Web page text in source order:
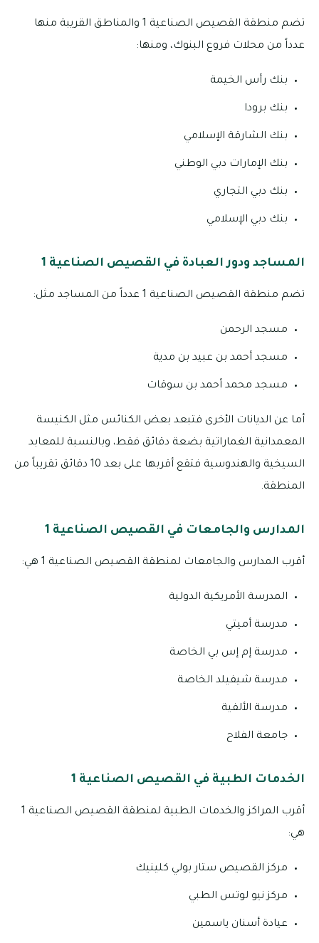
تضم منطقة القصيص الصناعية 1 والمناطق القريبة منها
عدداً من محلات فروع البنوك، ومنها:
بنك رأس الخيمة
بنك برودا
بنك الشارقة الإسلامي
بنك الإمارات دبي الوطني
بنك دبي التجاري
بنك دبي الإسلامي
المساجد ودور العبادة في القصيص الصناعية 1
تضم منطقة القصيص الصناعية 1 عدداً من المساجد مثل:
مسجد الرحمن
مسجد أحمد بن عبيد بن مدية
مسجد محمد أحمد بن سوقات
أما عن الديانات الأخرى فتبعد بعض الكنائس مثل الكنيسة
المعمدانية الغماراتية بضعة دقائق فقط، وبالنسبة للمعابد
السيخية والهندوسية فتقع أقربها على بعد 10 دقائق تقريباً من
المنطقة.
المدارس والجامعات في القصيص الصناعية 1
أقرب المدارس والجامعات لمنطقة القصيص الصناعية 1 هي:
المدرسة الأمريكية الدولية
مدرسة أميتي
مدرسة إم إس بي الخاصة
مدرسة شيفيلد الخاصة
مدرسة الألفية
جامعة الفلاح
الخدمات الطبية في القصيص الصناعية 1
أقرب المراكز والخدمات الطبية لمنطقة القصيص الصناعية 1
هي:
مركز القصيص ستار بولي كلينيك
مركز نيو لوتس الطبي
عيادة أسنان ياسمين